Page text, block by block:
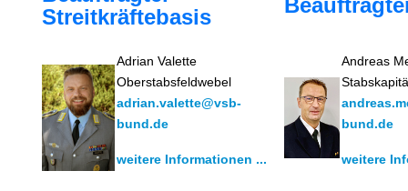
Streitkräftebasis
Adrian Valette
Oberstabsfeldwebel
adrian.valette@vsb-
bund.de
weitere Informationen ...
Andreas
bund.de
weitere